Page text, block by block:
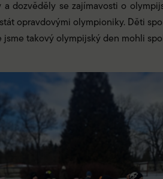
a dozvěděly se zajímavosti o
opravdovými olympioniky. Děti
jsme takový olympijský den mohli